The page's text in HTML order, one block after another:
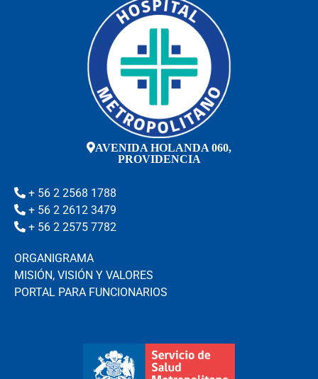
AVENIDA HOLANDA 060,
PROVIDENCIA
+ 56 2 2568 1788
+ 56 2 2612 3479
+ 56 2 2575 7782
ORGANIGRAMA
MISIÓN, VISIÓN Y VALORES
PORTAL PARA FUNCIONARIOS